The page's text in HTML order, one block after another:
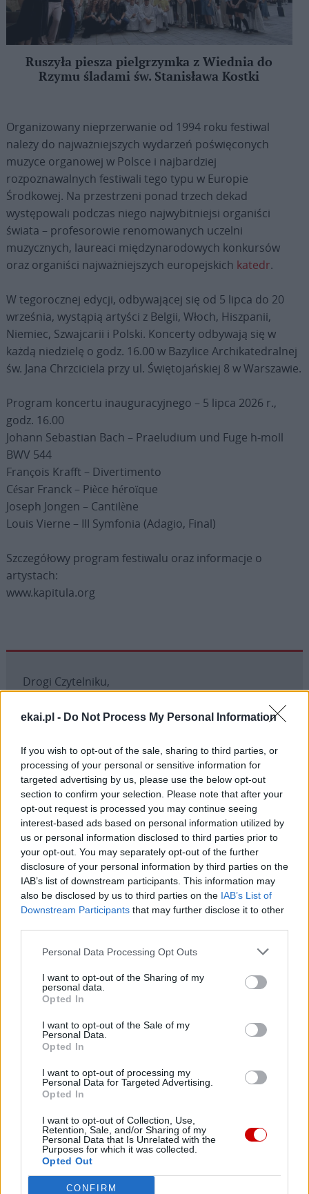
ekai.pl - Do Not Process My Personal Information
If you wish to opt-out of the sale, sharing to third parties, or
processing of your personal or sensitive information for
targeted advertising by us, please use the below opt-out
section to confirm your selection. Please note that after your
opt-out request is processed you may continue seeing
interest-based ads based on personal information utilized by
us or personal information disclosed to third parties prior to
your opt-out. You may separately opt-out of the further
disclosure of your personal information by third parties on the
IAB’s list of downstream participants. This information may
also be disclosed by us to third parties on the IAB’s List of
Downstream Participants that may further disclose it to other
Personal Data Processing Opt Outs
I want to opt-out of the Sharing of my
personal data.
Opted In
I want to opt-out of the Sale of my
Personal Data.
Opted In
I want to opt-out of processing my
Personal Data for Targeted Advertising.
Opted In
I want to opt-out of Collection, Use,
Retention, Sale, and/or Sharing of my
Personal Data that Is Unrelated with the
Purposes for which it was collected.
Opted Out
CONFIRM
Ruszyła piesza pielgrzymka z Wiednia do
Rzymu śladami św. Stanisława Kostki
Organizowany nieprzerwanie od 1994 roku festiwal
należy do najważniejszych wydarzeń poświęconych
muzyce organowej w Polsce i najbardziej
rozpoznawalnych festiwali tego typu w Europie
Środkowej. Na przestrzeni ponad trzech dekad
występowali podczas niego najwybitniejsi organiści
świata – profesorowie renomowanych uczelni
muzycznych, laureaci międzynarodowych konkursów
oraz organiści najważniejszych europejskich katedr.
W tegorocznej edycji, odbywającej się od 5 lipca do 20
września, wystąpią artyści z Belgii, Włoch, Hiszpanii,
Niemiec, Szwajcarii i Polski. Koncerty odbywają się w
każdą niedzielę o godz. 16.00 w Bazylice Archikatedralnej
św. Jana Chrzciciela przy ul. Świętojańskiej 8 w Warszawie.
Program koncertu inauguracyjnego – 5 lipca 2026 r.,
godz. 16.00
Johann Sebastian Bach – Praeludium und Fuge h-moll
BWV 544
François Krafft – Divertimento
César Franck – Pièce héroïque
Joseph Jongen – Cantilène
Louis Vierne – III Symfonia (Adagio, Final)
Szczegółowy program festiwalu oraz informacje o
artystach:
www.kapitula.org
Drogi Czytelniku,
tu dla Ciebie!
informacje z życia Kościoła w Polsce i na świecie.
Jednak bez Twojej pomocy sprostanie temu
zadaniu będzie coraz trudniejsze.
Dlatego prosimy Cię owsparcie portalu eKAI.pl za
pośrednictwem serwisu Patronite.
Dzięki Tobie będziemy mogli realizować naszą
misję. Więcej informacji znajdziesztutaj
TwitterMessengerWhatsApp
EmailCopy Print
FESTIWAL KONCERT MUZYKA
ORGANY
PATRONAT KAI
WARSZAWA
Najnowsze